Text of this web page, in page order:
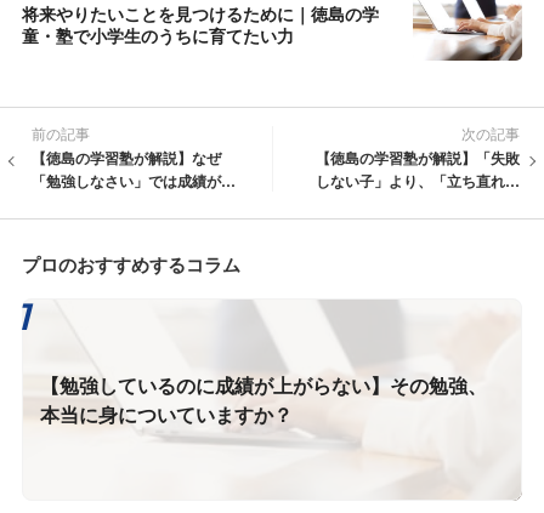
将来やりたいことを見つけるために｜徳島の学
童・塾で小学生のうちに育てたい力
前の記事
【徳島の学習塾が解説】なぜ
「勉強しなさい」では成績が伸
次の記事
【徳島の学習塾が解説】「失敗
しない子」より、「立ち直れる
プロのおすすめするコラム
【勉強しているのに成績が上がらない】その勉強、
本当に身についていますか？